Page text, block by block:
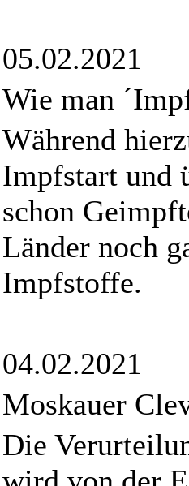
05.02.2021
Wie man
Während
Impfstart und
schon
Länder noch
Impfstoffe.
04.02.2021
Moskauer
Die